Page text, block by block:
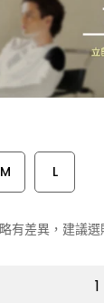
M L
有差異，建議選